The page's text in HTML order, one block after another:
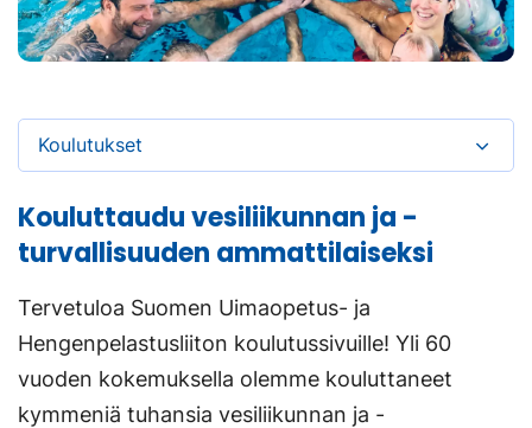
Koulutukset
Kouluttaudu vesiliikunnan ja -
turvallisuuden ammattilaiseksi
Tervetuloa Suomen Uimaopetus- ja
Hengenpelastusliiton koulutussivuille! Yli 60
vuoden kokemuksella olemme kouluttaneet
kymmeniä tuhansia vesiliikunnan ja -